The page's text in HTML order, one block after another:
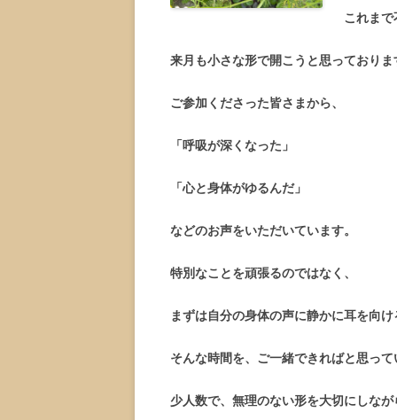
これま
来月も小さな形で開こうと思っておりま
ご参加くださった皆さまから、
「呼吸が深くなった」
「心と身体がゆるんだ」
などのお声をいただいています。
特別なことを頑張るのではなく、
まずは自分の身体の声に静かに耳を向
そんな時間を、ご一緒できればと思って
少人数で、無理のない形を大切にしな